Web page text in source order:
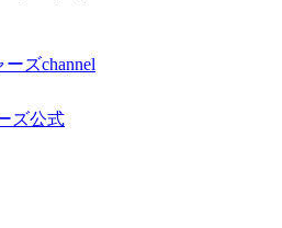
ズchannel
ズ公式